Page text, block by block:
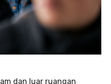
dan luar ruangan